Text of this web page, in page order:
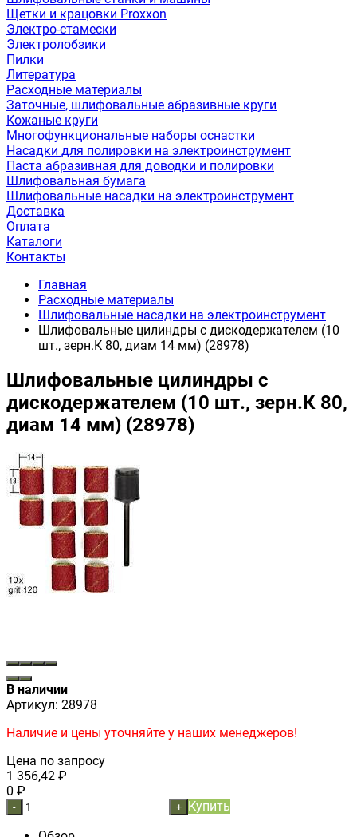
Щетки и крацовки Proxxon
Электро-стамески
Электролобзики
Пилки
Литература
Расходные материалы
Заточные, шлифовальные абразивные круги
Кожаные круги
Многофункциональные наборы оснастки
Насадки для полировки на электроинструмент
Паста абразивная для доводки и полировки
Шлифовальная бумага
Шлифовальные насадки на электроинструмент
Доставка
Оплата
Каталоги
Контакты
Главная
Расходные материалы
Шлифовальные насадки на электроинструмент
Шлифовальные цилиндры с дискодержателем (10
шт., зерн.К 80, диам 14 мм) (28978)
Шлифовальные цилиндры с
дискодержателем (10 шт., зерн.К 80,
диам 14 мм) (28978)
В наличии
Артикул: 28978
Наличие и цены уточняйте у наших менеджеров!
Цена по запросу
1 356,42 ₽
0 ₽
- + Купить